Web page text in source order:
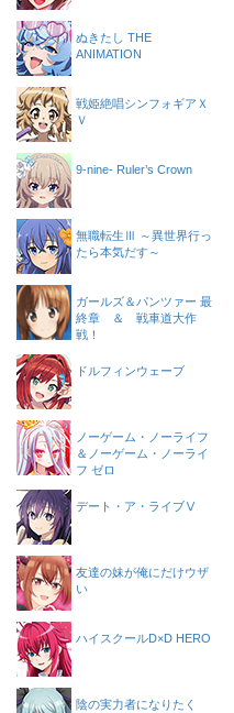
ぬきたし THE
ANIMATION
戦姫絶唱シンフォギアＸ
Ｖ
9-nine- Ruler’s Crown
無職転生Ⅲ ～異世界行っ
たら本気だす～
ガールズ＆パンツァー 最
終章 ＆ 戦車道大作
戦！
ドルフィンウェーブ
ノーゲーム・ノーライフ
＆ノーゲーム・ノーライ
フ ゼロ
デート・ア・ライブⅤ
友達の妹が俺にだけウザ
い
ハイスクールD×D HERO
陰の実力者になりたく